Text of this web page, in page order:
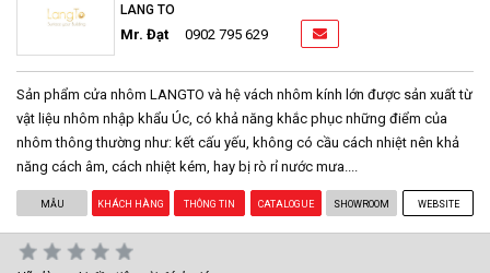
LANG TO
Mr. Đạt 0902 795 629
Sản phẩm cửa nhôm LANGTO và hệ vách nhôm kính lớn được sản xuất từ
vật liệu nhôm nhập khẩu Úc, có khả năng khắc phục những điểm của
nhôm thông thường như: kết cấu yếu, không có cầu cách nhiệt nên khả
năng cách âm, cách nhiệt kém, hay bị rò rỉ nước mưa....
MẪU KHÁCH HÀNG THÔNG TIN CATALOGUE SHOWROOM WEBSITE